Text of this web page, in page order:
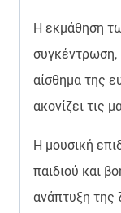
Η εκμάθηση
συγκέντρωση,
αίσθημα της
ακονίζει τις
Η μουσική
παιδιού και
ανάπτυξη της